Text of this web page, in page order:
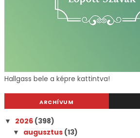
Hallgass bele a képre kattintva!
ARCHÍVUM
▼ 2026 (398)
▼ augusztus (13)